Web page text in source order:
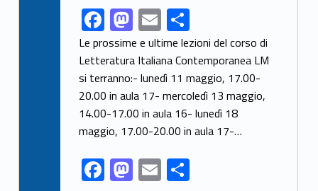
Link identifier share facebook archive #share-link-archive-65468F
ac
e
b
o
o
k
M
as
to
d
o
n
E
m
ai
l
S
h
ar
e
Le prossime e ultime lezioni del corso di
Letteratura Italiana Contemporanea LM
si terranno:- lunedì 11 maggio, 17.00-
20.00 in aula 17- mercoledì 13 maggio,
14.00-17.00 in aula 16- lunedì 18
maggio, 17.00-20.00 in aula 17-…
F M E S